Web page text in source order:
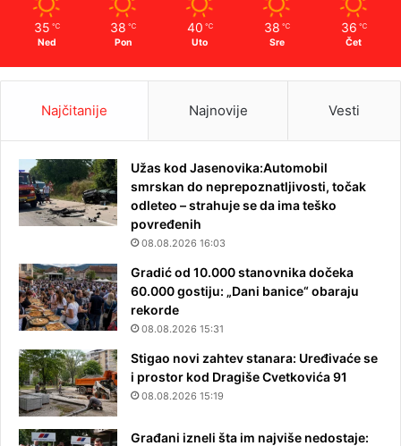
35 ℃
Ned
38 ℃
Pon
40 ℃
Uto
38 ℃
Sre
36 ℃
Čet
Najčitanije Najnovije Vesti
Užas kod Jasenovika:Automobil
smrskan do neprepoznatljivosti, točak
odleteo – strahuje se da ima teško
povređenih
08.08.2026 16:03
Gradić od 10.000 stanovnika dočeka
60.000 gostiju: „Dani banice“ obaraju
rekorde
08.08.2026 15:31
Stigao novi zahtev stanara: Uređivaće se
i prostor kod Dragiše Cvetkovića 91
08.08.2026 15:19
Građani izneli šta im najviše nedostaje: